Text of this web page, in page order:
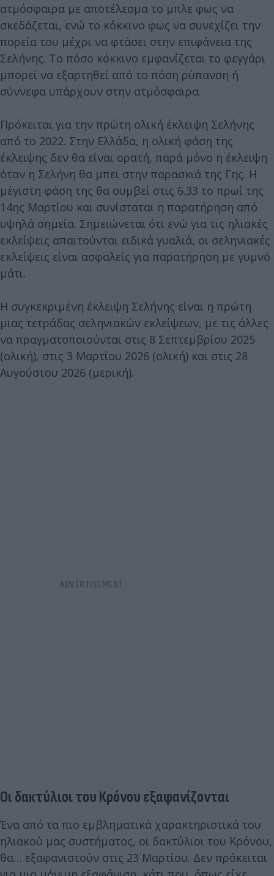
ατμόσφαιρα με αποτέλεσμα το μπλε φως να
σκεδάζεται, ενώ το κόκκινο φως να συνεχίζει την
πορεία του μέχρι να φτάσει στην επιφάνεια της
Σελήνης. Το πόσο κόκκινο εμφανίζεται το φεγγάρι
μπορεί να εξαρτηθεί από το πόση ρύπανση ή
σύννεφα υπάρχουν στην ατμόσφαιρα.
Πρόκειται για την πρώτη ολική έκλειψη Σελήνης
από το 2022. Στην Ελλάδα, η ολική φάση της
έκλειψης δεν θα είναι ορατή, παρά μόνο η έκλειψη
όταν η Σελήνη θα μπει στην παρασκιά της Γης. Η
μέγιστη φάση της θα συμβεί στις 6.33 το πρωί της
14ης Μαρτίου και συνίσταται η παρατήρηση από
υψηλά σημεία. Σημειώνεται ότι ενώ για τις ηλιακές
εκλείψεις απαιτούνται ειδικά γυαλιά, οι σεληνιακές
εκλείψεις είναι ασφαλείς για παρατήρηση με γυμνό
μάτι.
Η συγκεκριμένη έκλειψη Σελήνης είναι η πρώτη
μιας τετράδας σεληνιακών εκλείψεων, με τις άλλες
να πραγματοποιούνται στις 8 Σεπτεμβρίου 2025
(ολική), στις 3 Μαρτίου 2026 (ολική) και στις 28
Αυγούστου 2026 (μερική).
Οι δακτύλιοι του Κρόνου εξαφανίζονται
Ένα από τα πιο εμβληματικά χαρακτηριστικά του
ηλιακού μας συστήματος, οι δακτύλιοι του Κρόνου,
θα… εξαφανιστούν στις 23 Μαρτίου. Δεν πρόκειται